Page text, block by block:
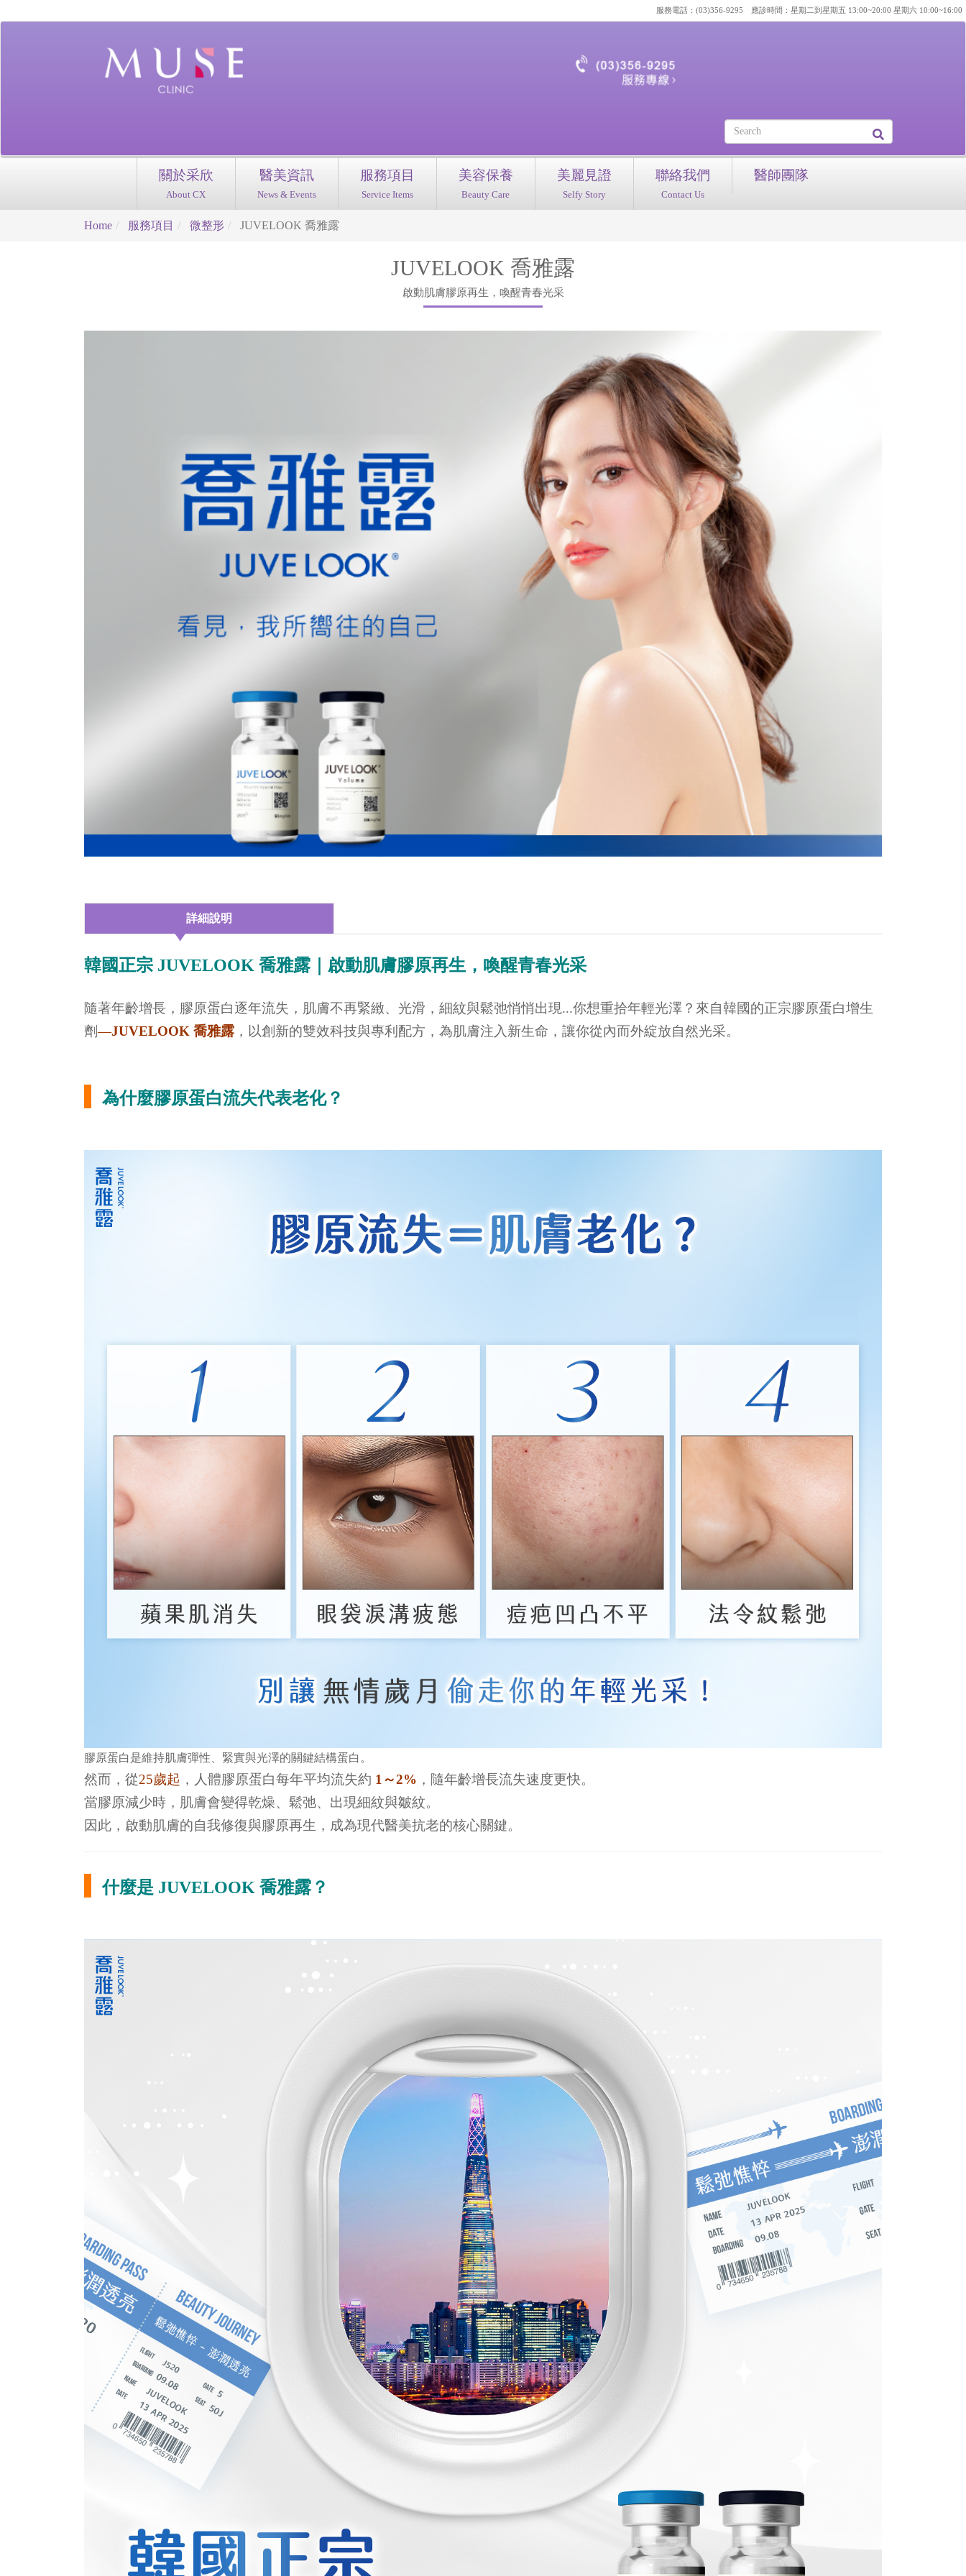
服務電話：(03)356-9295 應診時間：星期二到星期五 13:00~20:00 星期六 10:00~16:00
關於采欣
About CX
醫美資訊
News & Events
服務項目
Service Items
美容保養
Beauty Care
美麗見證
Selfy Story
聯絡我們
Contact Us
醫師團隊
Home 服務項目 微整形 JUVELOOK 喬雅露
JUVELOOK 喬雅露
啟動肌膚膠原再生，喚醒青春光采
詳細說明
韓國正宗 JUVELOOK 喬雅露｜啟動肌膚膠原再生，喚醒青春光采
隨著年齡增長，膠原蛋白逐年流失，肌膚不再緊緻、光滑，細紋與鬆弛悄悄出現...你想重拾年輕光澤？來自韓國的正宗膠原蛋白增生
劑—JUVELOOK 喬雅露 ，以創新的雙效科技與專利配方，為肌膚注入新生命，讓你從內而外綻放自然光采。
為什麼膠原蛋白流失代表老化？
膠原蛋白是維持肌膚彈性、緊實與光澤的關鍵結構蛋白。
然而，從25歲起 ，人體膠原蛋白每年平均流失約 1 ～2% ，隨年齡增長流失速度更快。
當膠原減少時，肌膚會變得乾燥、鬆弛、出現細紋與皺紋。
因此，啟動肌膚的自我修復與膠原再生，成為現代醫美抗老的核心關鍵。
什麼是 JUVELOOK 喬雅露？